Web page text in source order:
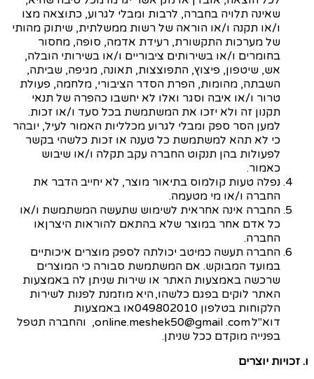
שאינה תלויה בחברה, לרבות ומבלי לגרוע, כתוצאה מצו
ו/או תקנה ו/או הוראה של רשות ממשלתית, שיתוק מהותי
של מערכות התקשורת, רעידת אדמה, סופה, מחסור
בחומרים ו/או בשירותים ציבוריים ו/או בשירותי הובלה,
אש, שיטפון, פיצוץ, התפוצצות, תאונה, מגיפה, שביתה,
השבתה, מהומות, הפרת הסדר הציבורי, מלחמה, פעולת
טרור ו/או איבה וסגר ואלו לא יחשבו כהפרה של תנאי
תקנון זה ולא יזכו את המשתמשת בכל סעד ו/או זכות.
למען הסר ספק ומבלי לגרוע מכלליות האמור לעיל, יובהר
כי לא תהא למשתמשת כל טענה או זכות כלשהי בקשר
לפעולות בהן תנקוט החברה עקב תקלה ו/או שיבוש
כאמור.
נפלה טעות קולמוס בתיאור מוצר, לא יחייב הדבר את
החברה ו/או מי מטעמה.
החברה אינה אחראית לשימוש שתעשה המשתמשת ו/או
כל אדם אחר במוצר שלא בהתאם להוראות היצרןאו
החברה.
החברה תעשה כמיטב יכולתה לספק מוצרים איכותיים
במועד המבוקש. אם המשתמשת סבורה כי המוצרים
שרכשה באמצעות האתר או שירות שניתן לה באמצעות
האתר לוקים בפגם כלשהו, היא מוזמנת לפנות לשירות
הלקוחות בטלפון 049802010
או באמצעות
דוא"לonline.meshek50@gmail .com
, והחברה תטפל
בפנייה מוקדם ככל שניתן.
ו. זכויות יוצרים